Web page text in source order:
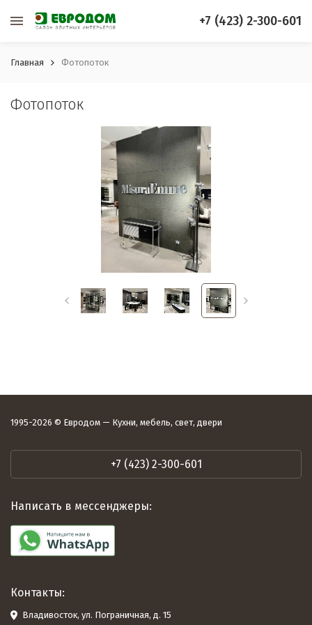
+7 (423) 2-300-601
Главная Фотопоток
Фотопоток
1995-2026 © Евродом — Кухни, мебель, свет, двери
+7 (423) 2-300-601
Написать в мессенджеры:
Контакты:
Владивосток, ул. Пограничная, д. 15